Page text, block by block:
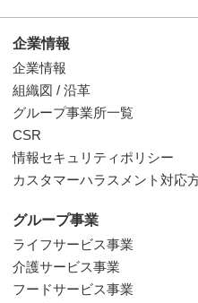
企業情報
企業情報
組織図 / 沿革
グループ事業所一覧
CSR
情報セキュリティポリシー
カスタマーハラスメント対応
グループ事業
ライフサービス事業
介護サービス事業
フードサービス事業